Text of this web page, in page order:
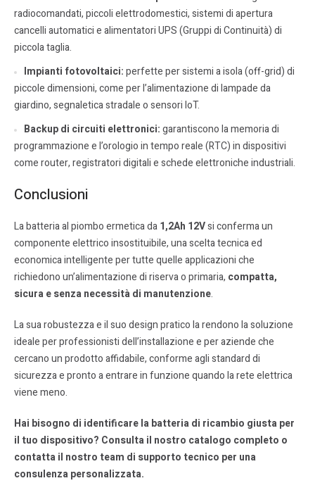
radiocomandati, piccoli elettrodomestici, sistemi di apertura
cancelli automatici e alimentatori UPS (Gruppi di Continuità) di
piccola taglia.
Impianti fotovoltaici:perfette per sistemi a isola (off-grid) di
piccole dimensioni, come per l’alimentazione di lampade da
giardino, segnaletica stradale o sensori IoT.
Backup di circuiti elettronici:garantiscono la memoria di
programmazione e l’orologio in tempo reale (RTC) in dispositivi
come router, registratori digitali e schede elettroniche industriali.
Conclusioni
La batteria al piombo ermetica da1,2Ah 12Vsi conferma un
componente elettrico insostituibile, una scelta tecnica ed
economica intelligente per tutte quelle applicazioni che
richiedono un’alimentazione di riserva o primaria, compatta,
sicura e senza necessità di manutenzione.
La sua robustezza e il suo design pratico la rendono la soluzione
ideale per professionisti dell’installazione e per aziende che
cercano un prodotto affidabile, conforme agli standard di
sicurezza e pronto a entrare in funzione quando la rete elettrica
viene meno.
Hai bisogno di identificare la batteria di ricambio giusta per
il tuo dispositivo? Consulta il nostro catalogo completo o
contatta il nostro team di supporto tecnico per una
consulenza personalizzata.